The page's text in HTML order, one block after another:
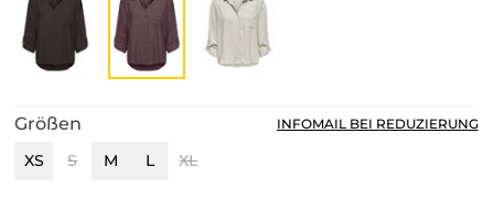
Größen
XS S M L XL
INFOMAIL BEI REDUZIERUNG